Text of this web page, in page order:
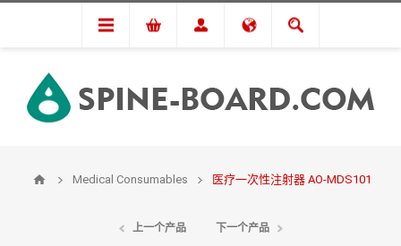
Medical Consumables 医疗一次性注射器 AO-MDS101
上一个产品 下一个产品